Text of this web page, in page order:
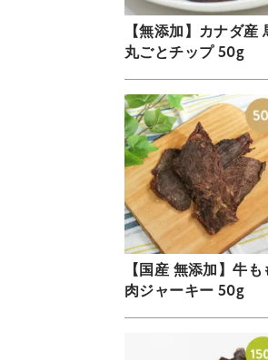
【無添加】カナダ産
丸ごとチップ 50g
【国産 無添加】牛も
肉ジャーキー 50g